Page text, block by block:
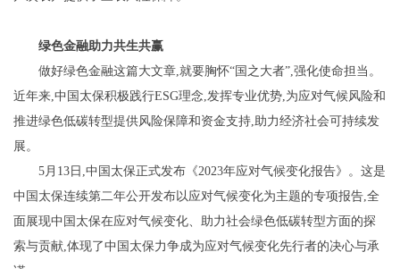
绿色金融助力共生共赢
做好绿色金融这篇大文章,就要胸怀“国之大者”,强化使命担当。
近年来,中国太保积极践行ESG理念,发挥专业优势,为应对气候风险和
推进绿色低碳转型提供风险保障和资金支持,助力经济社会可持续发
展。
5月13日,中国太保正式发布《2023年应对气候变化报告》。这是
中国太保连续第二年公开发布以应对气候变化为主题的专项报告,全
面展现中国太保在应对气候变化、助力社会绿色低碳转型方面的探
索与贡献,体现了中国太保力争成为应对气候变化先行者的决心与承